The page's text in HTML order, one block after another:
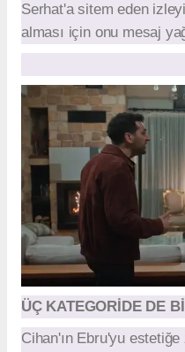
Serhat'a sitem eden
alması için onu mesaj
ÜÇ KATEGORİDE DE
Cihan'ın Ebru'yu